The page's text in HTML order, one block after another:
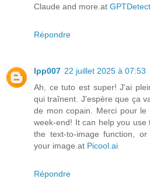
Claude and more.at
Répondre
lpp007 22 juillet 2025 à 07:53
Ah, ce tuto est super! J'ai
qui traînent. J'espère que ça
de mon copain. Merci pour
week-end! It can help you use
the text-to-image function,
your image.at Picool.ai
Répondre